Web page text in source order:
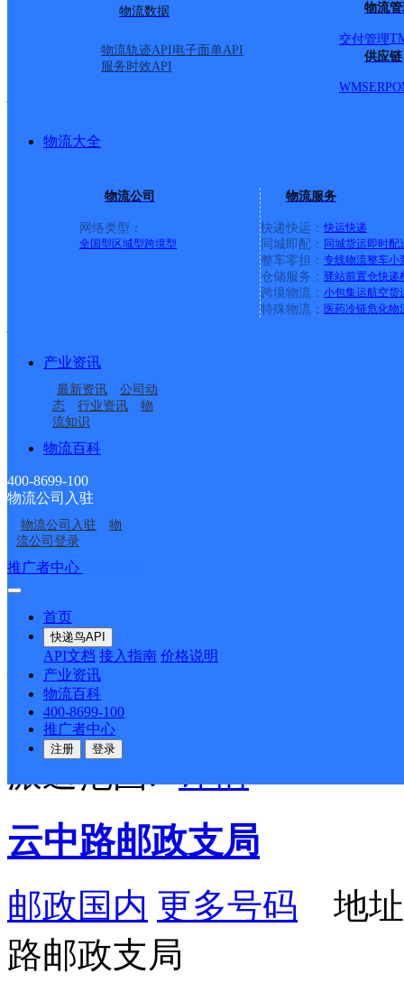
物流数据
物流轨迹API电子面单API
服务时效API
物流
交付管理
供应链
WMSERP
物流大全
物流公司
网络类型：
全国型 区域型跨境型
物流服务
快递快运： 快运快递
同城即配： 同城货运即时配
整车零担： 专线物流整车小
仓储服务： 驿站前置仓快递
跨境物流： 小包集运航空货
特殊物流： 医药冷链危化物
产业资讯
最新资讯
公司动
态
行业资讯
物
流知识
物流百科
400-8699-100
物流公司入驻
物流公司入驻
物
流公司登录
推广者中心
首页
快递鸟API
API文档 接入指南 价格说明
产业资讯
物流百科
400-8699-100
推广者中心
注册 登录
派送范围:呼和浩特托县
平安路西尚东名郡底商
百世快递 更多号码
派送范围:县城（双河镇
第一中学，西至锦绣花
里，北至第二中学；工
镇；古城镇；五申镇；
乃只盖邮政支局
邮政国内
派送范围:-详情
云中路邮政支局
邮政国内 更多号码 地址
路邮政支局